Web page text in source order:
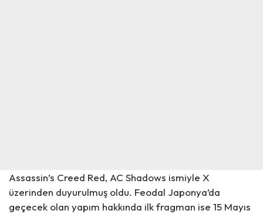
Assassin’s Creed Red, AC Shadows ismiyle X
üzerinden duyurulmuş oldu. Feodal Japonya’da
geçecek olan yapım hakkında ilk fragman ise 15 Mayıs